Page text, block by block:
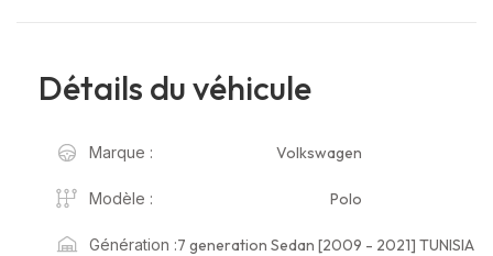
Détails du véhicule
Marque : Volkswagen
Modèle : Polo
Génération :7 generation Sedan [2009 - 2021] TUNISIA